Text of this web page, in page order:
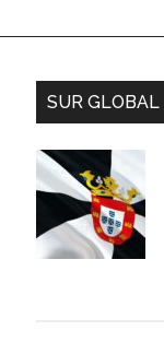
SUR GLOBAL